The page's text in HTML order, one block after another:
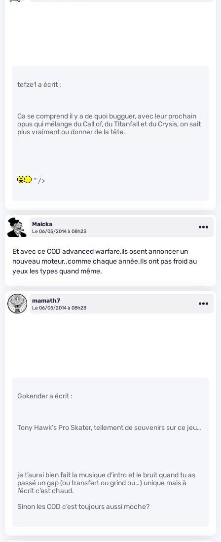
tefze1 a écrit :
Ca se comprend il y a de quoi bugguer, avec leur prochain
opus qui mélange du Call of, du Titanfall et du Crysis, on sait
plus vraiment ou donner de la tête.
" />
Maicka
Le 06/05/2014 à 08h23
Et avec ce COD advanced warfare,ils osent annoncer un
nouveau moteur..comme chaque année.Ils ont pas froid au
yeux les types quand même.
mamath7
Le 06/05/2014 à 08h28
Gokender a écrit :
Tony Hawk’s Pro Skater, tellement de souvenirs sur ce jeu…
je t’aurai bien fait la musique d’intro et le bruit quand tu as
passé un gap (ou transfert ou grind ou…) unique mais à
l’écrit c’est chaud.
Sinon les COD c’est toujours aussi moche?